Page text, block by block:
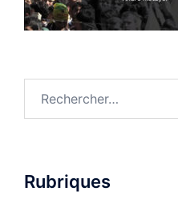
Rubriques